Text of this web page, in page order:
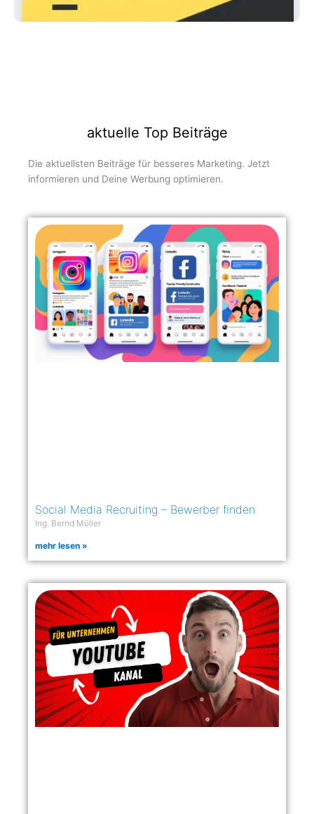
aktuelle Top Beiträge
Die aktuellsten Beiträge für besseres Marketing. Jetzt
informieren und Deine Werbung optimieren.
Social Media Recruiting – Bewerber finden
Ing. Bernd Müller
mehr lesen »